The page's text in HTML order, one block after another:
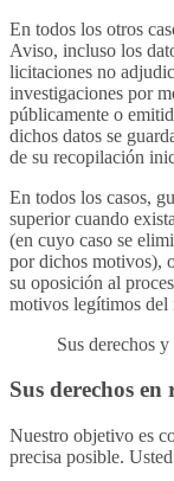
En todos los otros
Aviso, incluso los
licitaciones no
investigaciones por
públicamente o
dichos datos se
de su recopilación
En todos los casos,
superior cuando
(en cuyo caso se
por dichos motivos),
su oposición al
motivos legítimos del
Sus derechos
Sus derechos en
Nuestro objetivo es
precisa posible.